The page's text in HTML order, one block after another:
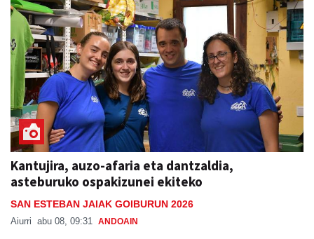
Kantujira, auzo-afaria eta dantzaldia,
asteburuko ospakizunei ekiteko
SAN ESTEBAN JAIAK GOIBURUN 2026
Aiurri abu 08, 09:31 ANDOAIN